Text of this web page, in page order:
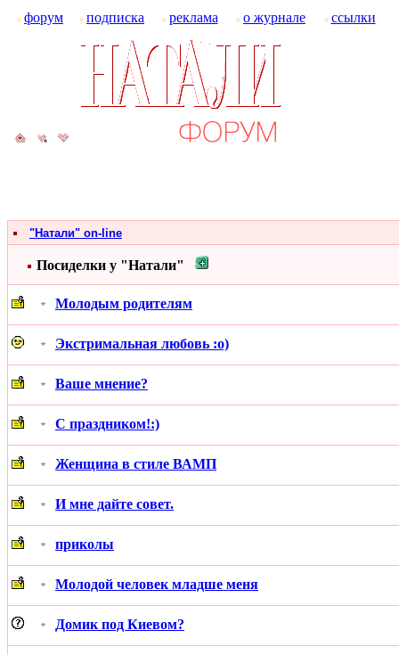
форум подписка реклама о журнале ссылки
"Натали" on-line
Посиделки у "Натали"
Молодым родителям
Экстримальная любовь :о)
Ваше мнение?
С праздником!:)
Женщина в стиле ВАМП
И мне дайте совет.
приколы
Молодой человек младше меня
Домик под Киевом?